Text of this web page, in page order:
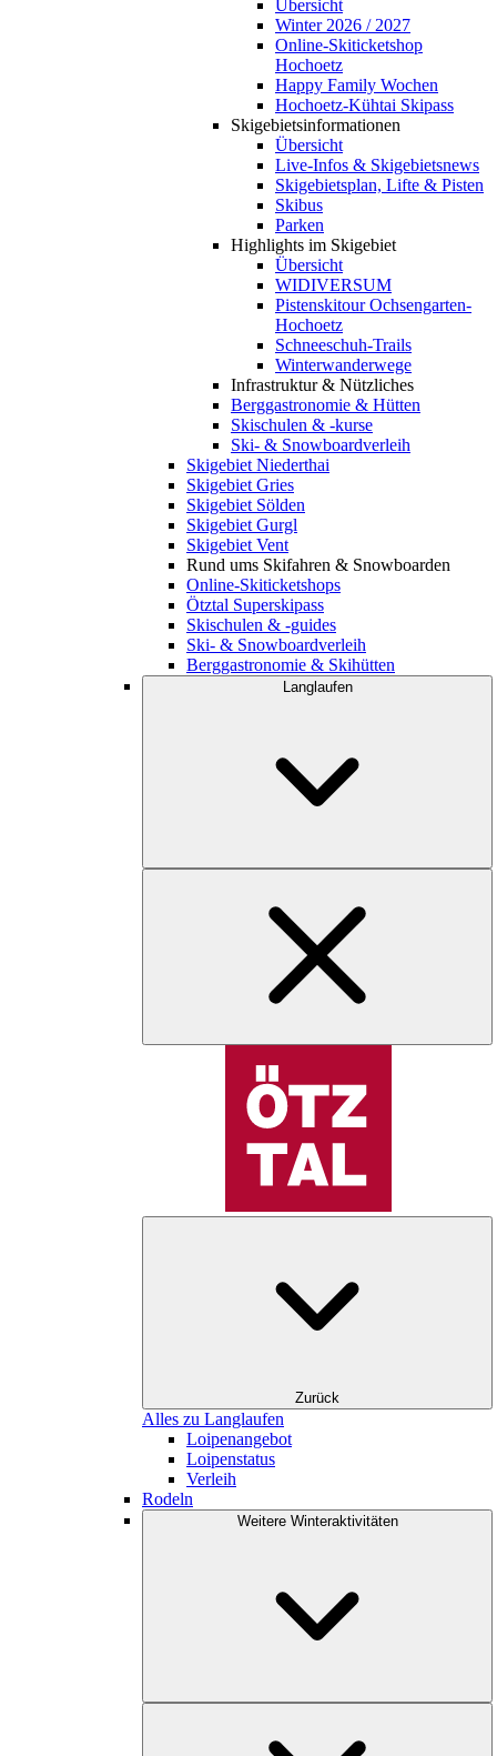
Übersicht
Winter 2026 / 2027
Online-Skiticketshop
Hochoetz
Happy Family Wochen
Hochoetz-Kühtai Skipass
Skigebietsinformationen
Übersicht
Live-Infos & Skigebietsnews
Skigebietsplan, Lifte & Pisten
Skibus
Parken
Highlights im Skigebiet
Übersicht
WIDIVERSUM
Pistenskitour Ochsengarten-
Hochoetz
Schneeschuh-Trails
Winterwanderwege
Infrastruktur & Nützliches
Berggastronomie & Hütten
Skischulen & -kurse
Ski- & Snowboardverleih
Skigebiet Niederthai
Skigebiet Gries
Skigebiet Sölden
Skigebiet Gurgl
Skigebiet Vent
Rund ums Skifahren & Snowboarden
Online-Skiticketshops
Ötztal Superskipass
Skischulen & -guides
Ski- & Snowboardverleih
Berggastronomie & Skihütten
Langlaufen
Zurück
Alles zu Langlaufen
Loipenangebot
Loipenstatus
Verleih
Rodeln
Weitere Winteraktivitäten